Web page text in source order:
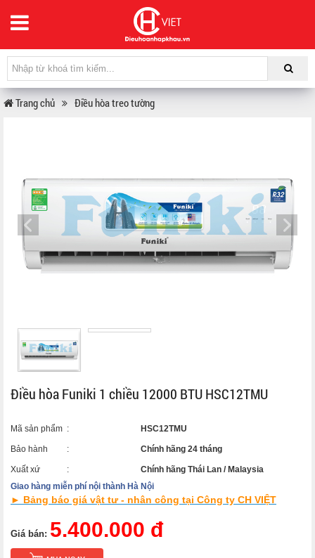
Trang chủ Điều hòa treo tường
Điều hòa Funiki 1 chiều 12000 BTU HSC12TMU
Mã sản phẩm : HSC12TMU
Bảo hành : Chính hãng 24 tháng
Xuất xứ :
Chính hãng Thái Lan / Malaysia
Giao hàng miễn phí nội thành Hà Nội
► Bảng báo giá vật tư - nhân công tại Công ty CH VIỆT
Giá bán: 5.400.000 đ